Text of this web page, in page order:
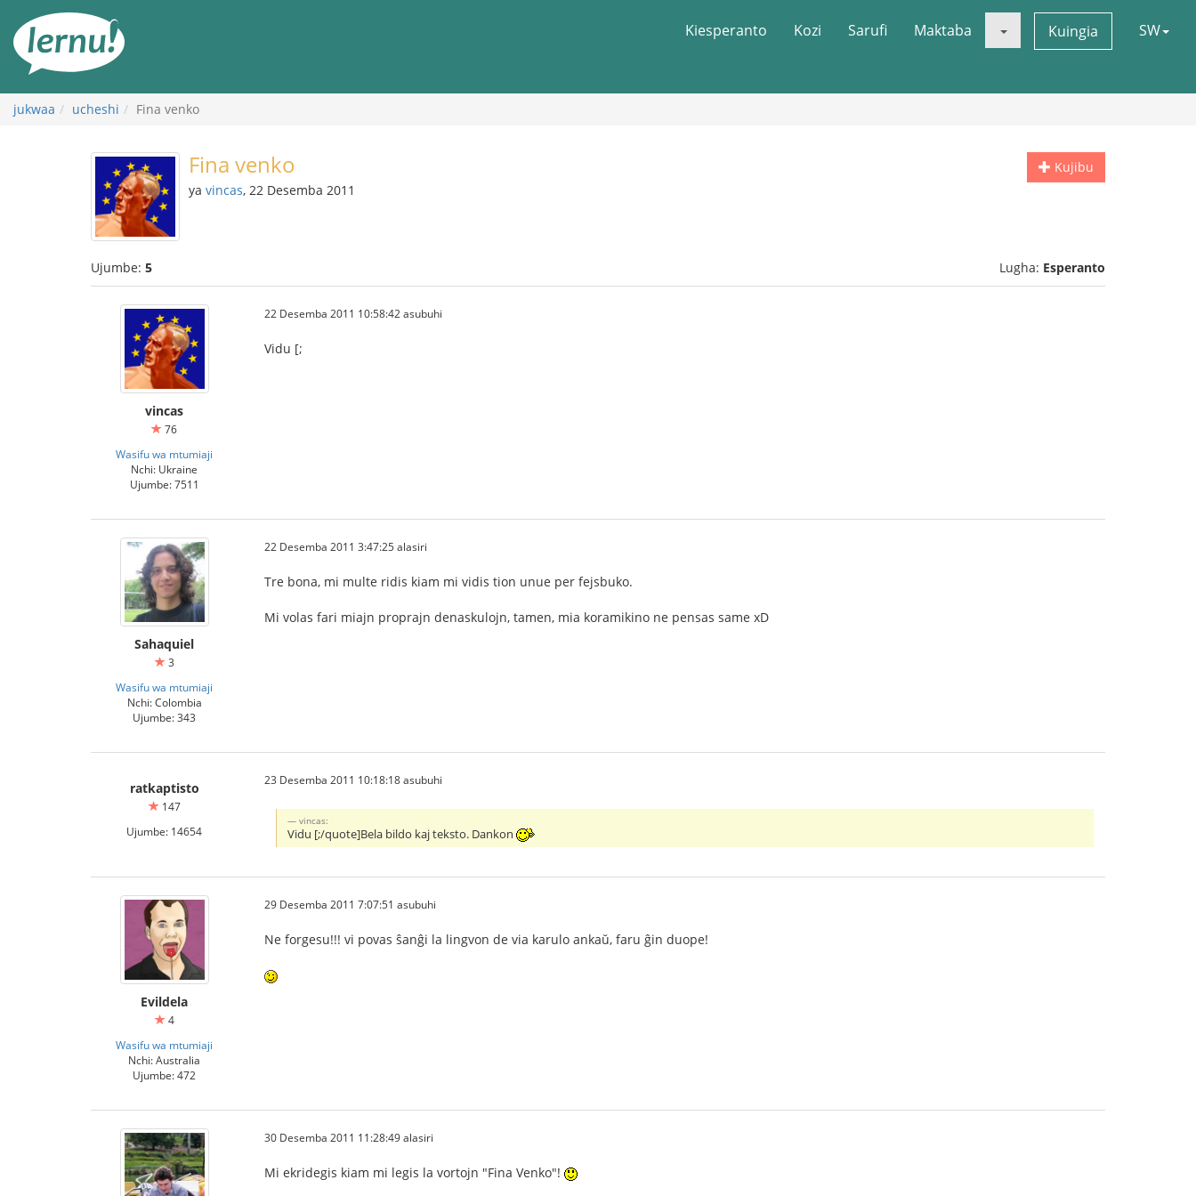
maudhui
Kiesperanto Kozi Sarufi Maktaba Kuingia SW
jukwaa ucheshi Fina venko
Kujibu
Fina venko
ya vincas, 22 Desemba 2011
Ujumbe: 5 Lugha: Esperanto
vincas
76
Wasifu wa mtumiaji
Nchi: Ukraine
Ujumbe: 7511
22 Desemba 2011 10:58:42 asubuhi
Vidu [;
Sahaquiel
3
Wasifu wa mtumiaji
Nchi: Colombia
Ujumbe: 343
22 Desemba 2011 3:47:25 alasiri
Tre bona, mi multe ridis kiam mi vidis tion unue per fejsbuko.
Mi volas fari miajn proprajn denaskulojn, tamen, mia koramikino ne pensas same xD
ratkaptisto
147
Ujumbe: 14654
23 Desemba 2011 10:18:18 asubuhi
vincas:
Vidu [;/quote]Bela bildo kaj teksto. Dankon
Evildela
4
Wasifu wa mtumiaji
Nchi: Australia
Ujumbe: 472
29 Desemba 2011 7:07:51 asubuhi
Ne forgesu!!! vi povas ŝanĝi la lingvon de via karulo ankaŭ, faru ĝin duope!
30 Desemba 2011 11:28:49 alasiri
Mi ekridegis kiam mi legis la vortojn "Fina Venko"!